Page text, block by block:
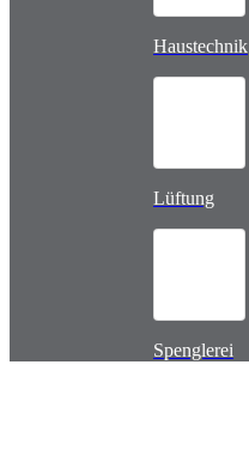
Haustechnik
Lüftung
Spenglerei